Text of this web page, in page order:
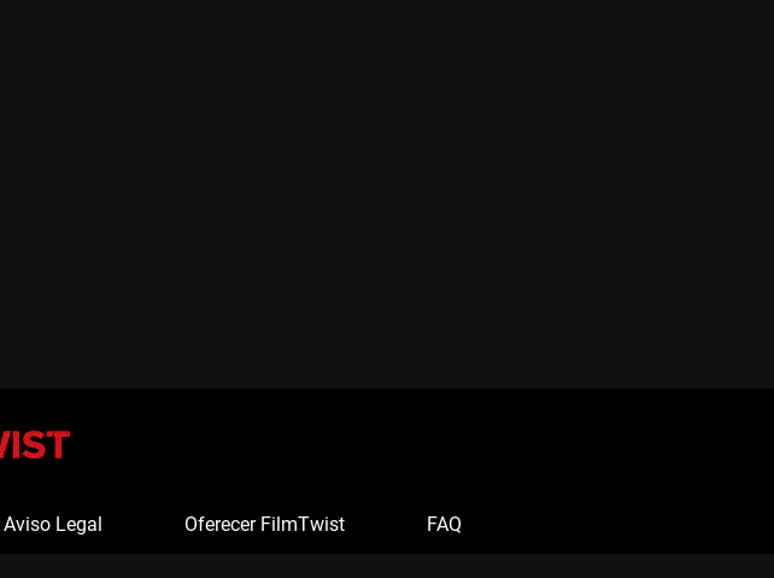
Aviso Legal Oferecer FilmTwist FAQ